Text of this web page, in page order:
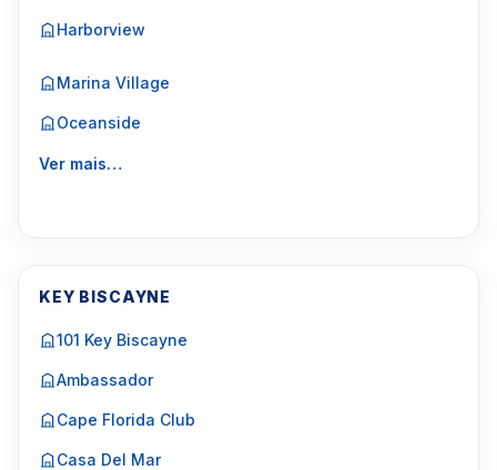
Harborview
Marina Village
Oceanside
Ver mais…
KEY BISCAYNE
101 Key Biscayne
Ambassador
Cape Florida Club
Casa Del Mar